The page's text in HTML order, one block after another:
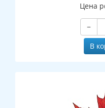
Цена
−
В